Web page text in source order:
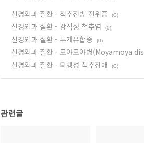
신경외과 질환 - 척추전방 전위증
(0)
신경외과 질환 - 강직성 척추염 (0)
신경외과 질환 - 두개유합증 (0)
신경외과 질환 - 모야모야병(Moyamoya
신경외과 질환 - 퇴행성 척추장애 (0)
관련글